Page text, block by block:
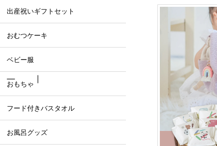
出産祝いギフトセット
おむつケーキ
ベビー服
おもちゃ
フード付きバスタオル
お風呂グッズ